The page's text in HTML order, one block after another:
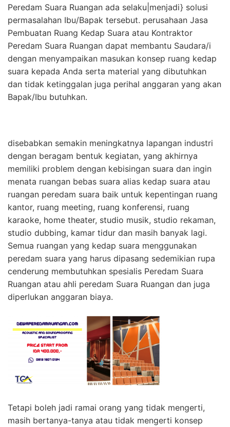
Peredam Suara Ruangan ada selaku|menjadi} solusi
permasalahan Ibu/Bapak tersebut. perusahaan Jasa
Pembuatan Ruang Kedap Suara atau Kontraktor
Peredam Suara Ruangan dapat membantu Saudara/i
dengan menyampaikan masukan konsep ruang kedap
suara kepada Anda serta material yang dibutuhkan
dan tidak ketinggalan juga perihal anggaran yang akan
Bapak/Ibu butuhkan.
disebabkan semakin meningkatnya lapangan industri
dengan beragam bentuk kegiatan, yang akhirnya
memiliki problem dengan kebisingan suara dan ingin
menata ruangan bebas suara alias kedap suara atau
ruangan peredam suara baik untuk kepentingan ruang
kantor, ruang meeting, ruang konferensi, ruang
karaoke, home theater, studio musik, studio rekaman,
studio dubbing, kamar tidur dan masih banyak lagi.
Semua ruangan yang kedap suara menggunakan
peredam suara yang harus dipasang sedemikian rupa
cenderung membutuhkan spesialis Peredam Suara
Ruangan atau ahli peredam Suara Ruangan dan juga
diperlukan anggaran biaya.
Tetapi boleh jadi ramai orang yang tidak mengerti,
masih bertanya-tanya atau tidak mengerti konsep